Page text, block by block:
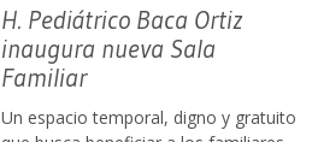
H. Pediátrico Baca Ortiz
inaugura nueva Sala
Familiar
Un espacio temporal, digno y gratuito